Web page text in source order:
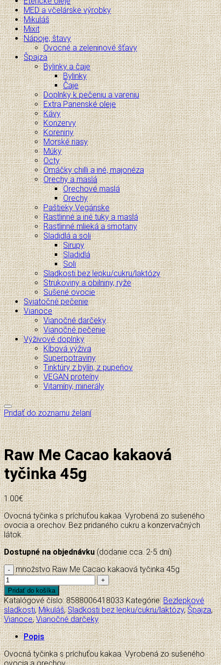
MED a včelárske výrobky
Mikuláš
Mixit
Nápoje, štavy
Ovocné a zeleninové šťavy
Špajza
Bylinky a čaje
Bylinky
Čaje
Doplnky k pečeniu a vareniu
Extra Panenské oleje
Kávy
Konzervy
Koreniny
Morské riasy
Múky
Octy
Omáčky chilli a iné, majonéza
Orechy a maslá
Orechové maslá
Orechy
Paštieky Vegánske
Rastlinné a iné tuky a maslá
Rastlinné mlieká a smotany
Sladidlá a soli
Sirupy
Sladidlá
Soli
Sladkosti bez lepku/cukru/laktózy
Strukoviny a obilniny, ryže
Sušené ovocie
Sviatočné pečenie
Vianoce
Vianočné darčeky
Vianočné pečenie
Výživové doplnky
Kĺbová výživa
Superpotraviny
Tinktúry z bylín, z pupeňov
VEGAN proteíny
Vitamíny, minerály
Pridať do zoznamu želaní
Raw Me Cacao kakaová
tyčinka 45g
1.00€
Ovocná tyčinka s príchuťou kakaa. Vyrobená zo sušeného
ovocia a orechov. Bez pridaného cukru a konzervačných
látok.
Dostupné na objednávku(dodanie cca. 2-5 dni)
množstvo Raw Me Cacao kakaová tyčinka 45g
Pridať do košíka
Katalógové číslo:8588006418033 Kategórie:Bezlepkové
sladkosti,Mikuláš,Sladkosti bez lepku/cukru/laktózy,Špajza,
Vianoce,Vianočné darčeky
Popis
Ovocná tyčinka s príchuťou kakaa. Vyrobená zo sušeného